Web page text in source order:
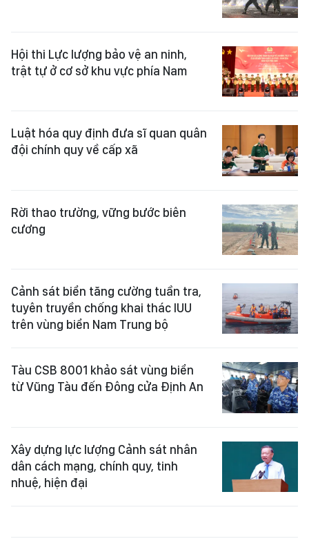
Hội thi Lực lượng bảo vệ an ninh,
trật tự ở cơ sở khu vực phía Nam
Luật hóa quy định đưa sĩ quan quân
đội chính quy về cấp xã
Rời thao trường, vững bước biên
cương
Cảnh sát biển tăng cường tuần tra,
tuyên truyền chống khai thác IUU
trên vùng biển Nam Trung bộ
Tàu CSB 8001 khảo sát vùng biển
từ Vũng Tàu đến Đông cửa Định An
Xây dựng lực lượng Cảnh sát nhân
dân cách mạng, chính quy, tinh
nhuệ, hiện đại